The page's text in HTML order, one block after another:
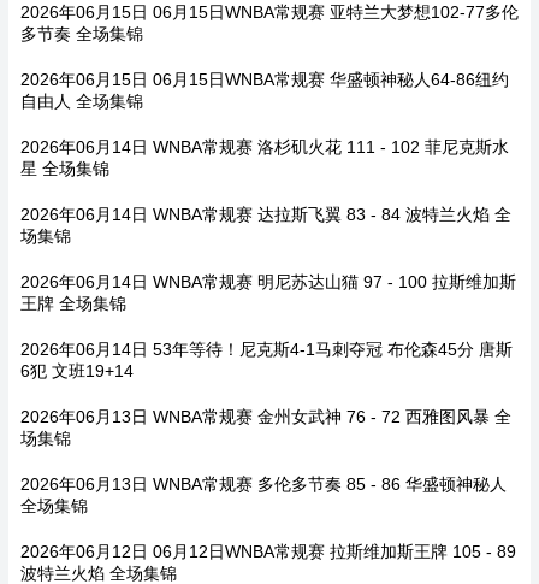
2026年06月15日 06月15日WNBA常规赛 亚特兰大梦想102-77多伦
多节奏 全场集锦
2026年06月15日 06月15日WNBA常规赛 华盛顿神秘人64-86纽约
自由人 全场集锦
2026年06月14日 WNBA常规赛 洛杉矶火花 111 - 102 菲尼克斯水
星 全场集锦
2026年06月14日 WNBA常规赛 达拉斯飞翼 83 - 84 波特兰火焰 全
场集锦
2026年06月14日 WNBA常规赛 明尼苏达山猫 97 - 100 拉斯维加斯
王牌 全场集锦
2026年06月14日 53年等待！尼克斯4-1马刺夺冠 布伦森45分 唐斯
6犯 文班19+14
2026年06月13日 WNBA常规赛 金州女武神 76 - 72 西雅图风暴 全
场集锦
2026年06月13日 WNBA常规赛 多伦多节奏 85 - 86 华盛顿神秘人
全场集锦
2026年06月12日 06月12日WNBA常规赛 拉斯维加斯王牌 105 - 89
波特兰火焰 全场集锦